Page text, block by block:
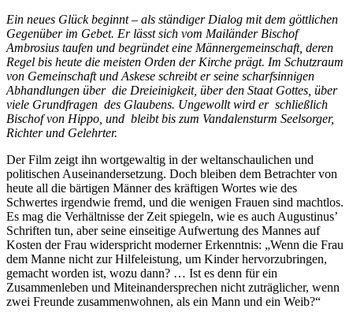
Ein neues Glück beginnt – als ständiger Dialog mit dem göttlichen
Gegenüber im Gebet. Er lässt sich vom Mailänder Bischof
Ambrosius taufen und begründet eine Männergemeinschaft, deren
Regel bis heute die meisten Orden der Kirche prägt. Im Schutzraum
von Gemeinschaft und Askese schreibt er seine scharfsinnigen
Abhandlungen über die Dreieinigkeit, über den Staat Gottes, über
viele Grundfragen des Glaubens. Ungewollt wird er schließlich
Bischof von Hippo, und bleibt bis zum Vandalensturm Seelsorger,
Richter und Gelehrter.
Der Film zeigt ihn wortgewaltig in der weltanschaulichen und
politischen Auseinandersetzung. Doch bleiben dem Betrachter von
heute all die bärtigen Männer des kräftigen Wortes wie des
Schwertes irgendwie fremd, und die wenigen Frauen sind machtlos.
Es mag die Verhältnisse der Zeit spiegeln, wie es auch Augustinus’
Schriften tun, aber seine einseitige Aufwertung des Mannes auf
Kosten der Frau widerspricht moderner Erkenntnis: „Wenn die Frau
dem Manne nicht zur Hilfeleistung, um Kinder hervorzubringen,
gemacht worden ist, wozu dann? … Ist es denn für ein
Zusammenleben und Miteinandersprechen nicht zuträglicher, wenn
zwei Freunde zusammenwohnen, als ein Mann und ein Weib?“